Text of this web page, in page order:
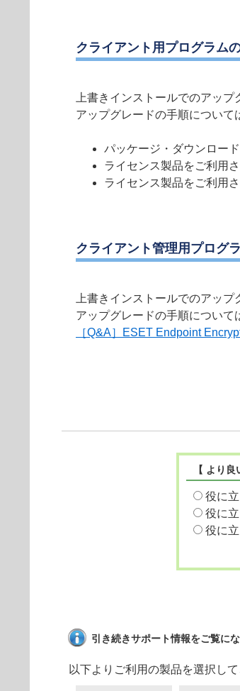
クライアント用プログラム
上書きインストールでのアップ
アップグレードの手順について
パッケージ・ダウンロー
ライセンス製品をご利用
ライセンス製品をご利用
クライアント管理用プログ
上書きインストールでのアップ
アップグレードの手順について
［Q&A］ESET Endpoint
【 より
役に
役に
役に
引き続きサポート情報をご覧に
以下よりご利用の製品を選択し